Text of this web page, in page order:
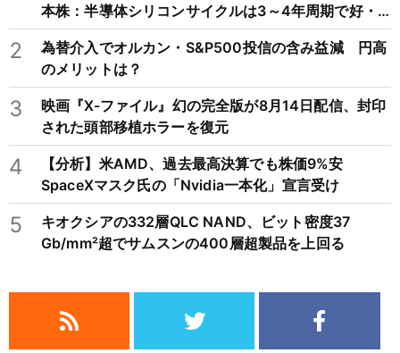
本株：半導体シリコンサイクルは3～4年周期で好・
不況を繰り返すため注意
2
為替介入でオルカン・S&P500投信の含み益減 円高
のメリットは？
3
映画『X-ファイル』幻の完全版が8月14日配信、封印
された頭部移植ホラーを復元
4
【分析】米AMD、過去最高決算でも株価9%安
SpaceXマスク氏の「Nvidia一本化」宣言受け
5
キオクシアの332層QLC NAND、ビット密度37
Gb/mm²超でサムスンの400層超製品を上回る